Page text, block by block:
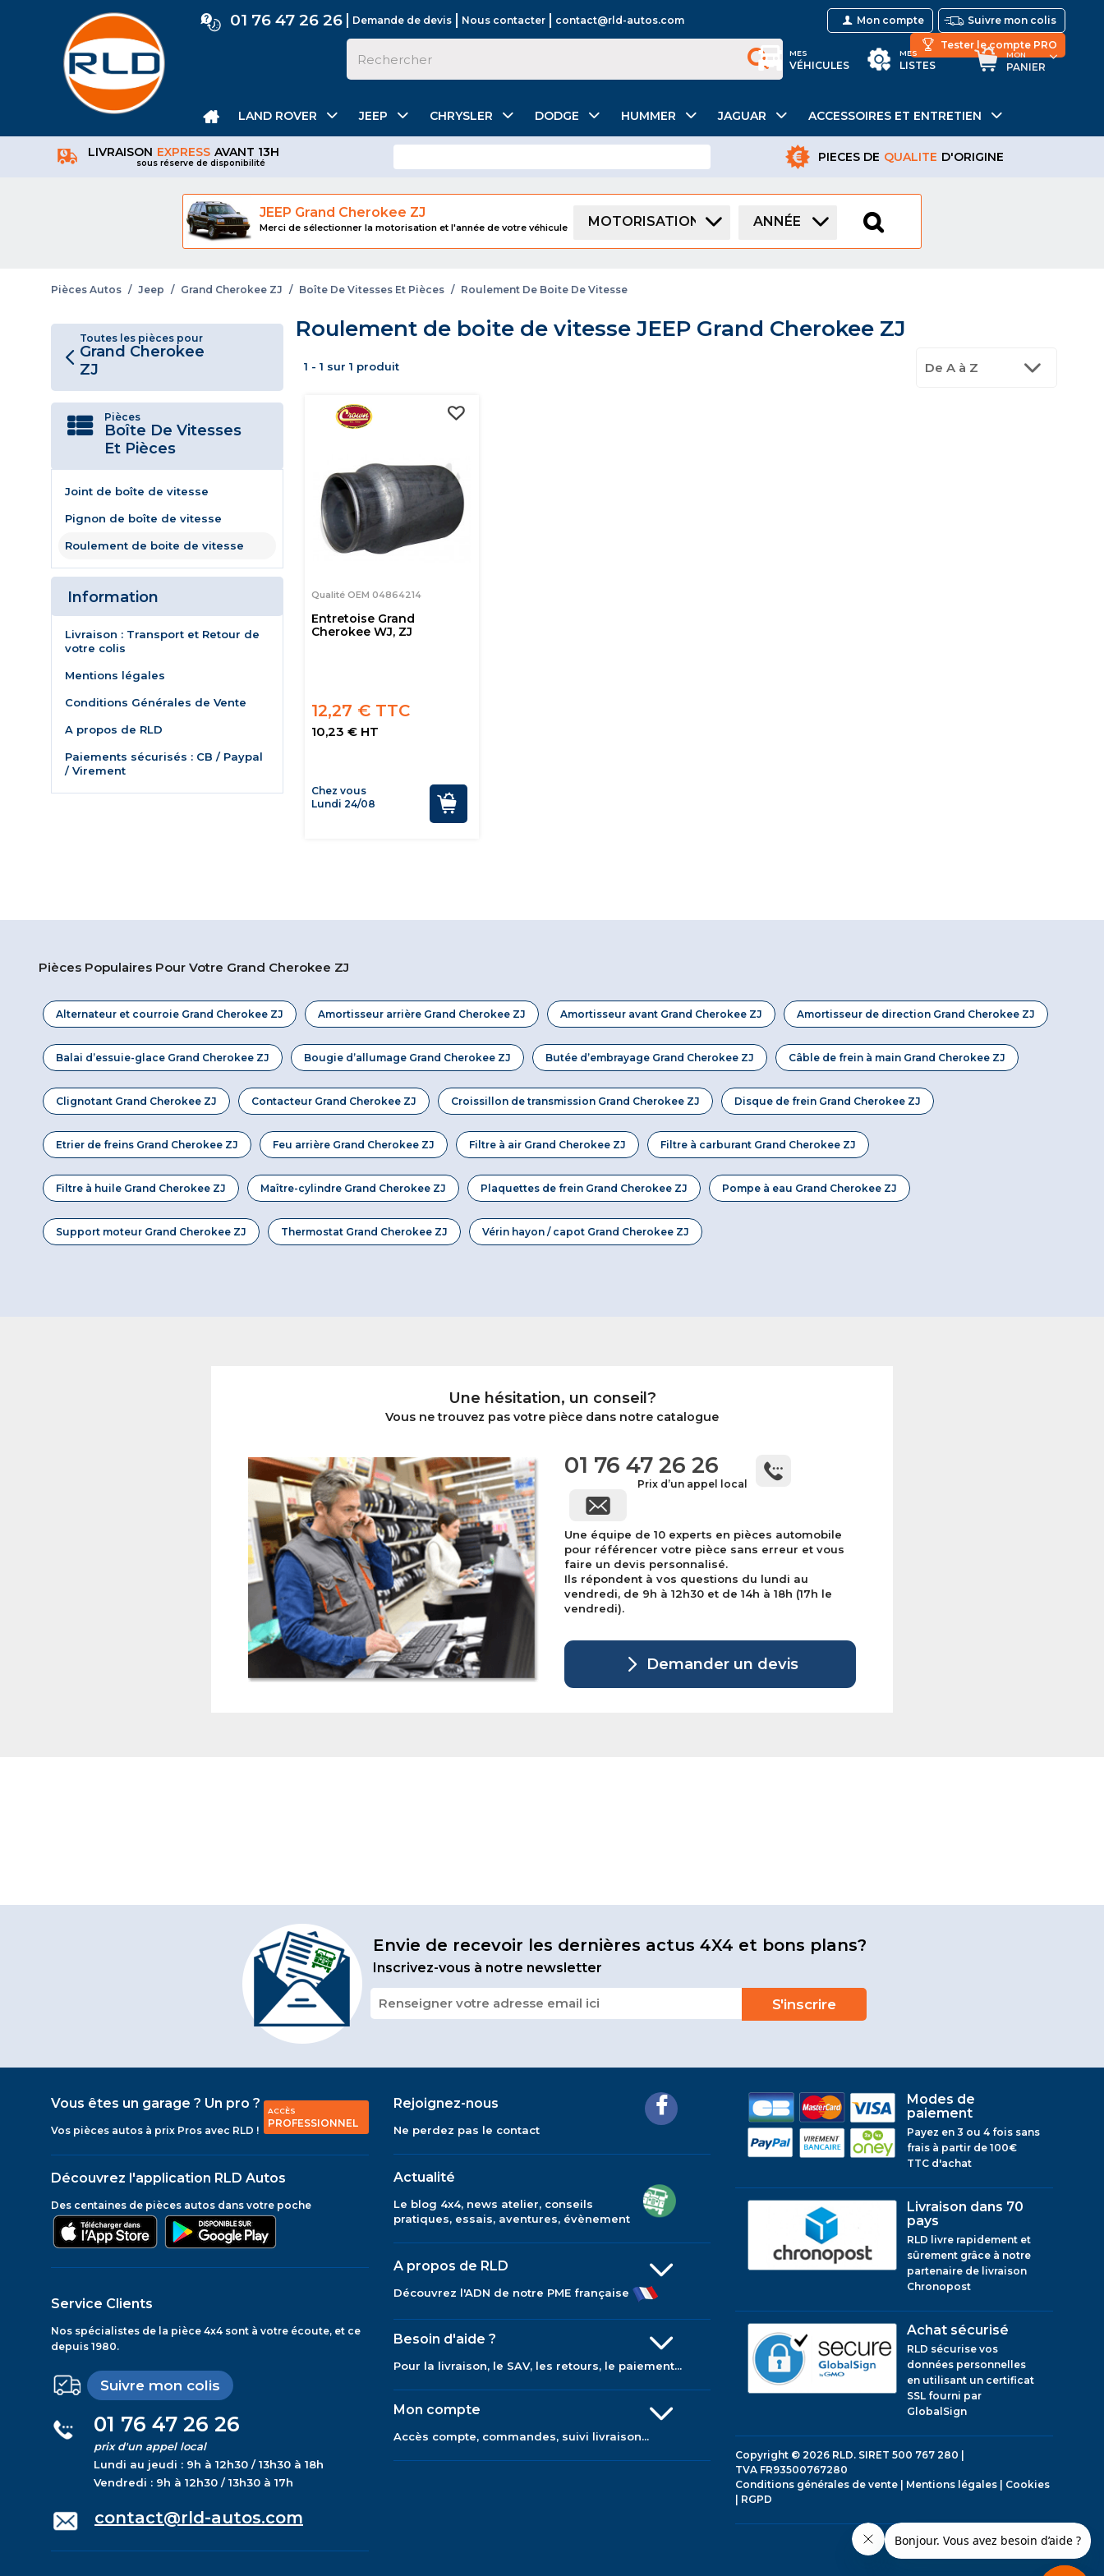
01 76 47 26 26 Demande de devis Nous contacter contact@rld-autos.com Suivre mon colis
Mon compte
Tester le compte PRO
MON
PANIER
MES
LISTES
MES
VÉHICULES
LAND ROVER JEEP CHRYSLER DODGE HUMMER JAGUAR ACCESSOIRES ET ENTRETIEN
LIVRAISON EXPRESS AVANT 13H
sous réserve de disponibilité PIECES DE QUALITE D'ORIGINE
JEEP Grand Cherokee ZJ
Merci de sélectionner la motorisation et l'année de votre véhicule MOTORISATION ANNÉE
Pièces Autos / Jeep / Grand Cherokee ZJ / Boîte De Vitesses Et Pièces / Roulement De Boite De Vitesse
Toutes les pièces pour
Grand Cherokee
ZJ
Pièces
Boîte De Vitesses
Et Pièces
Joint de boîte de vitesse
Pignon de boîte de vitesse
Roulement de boite de vitesse
Information
Livraison : Transport et Retour de
votre colis
Mentions légales
Conditions Générales de Vente
A propos de RLD
Paiements sécurisés : CB / Paypal
/ Virement
Roulement de boite de vitesse JEEP Grand Cherokee ZJ
De A à Z
1 - 1 sur 1 produit
Qualité OEM 04864214
Entretoise Grand
Cherokee WJ, ZJ
12,27 € TTC
10,23 € HT
Chez vous
Lundi 24/08
Pièces Populaires Pour Votre Grand Cherokee ZJ
Alternateur et courroie Grand Cherokee ZJ Amortisseur arrière Grand Cherokee ZJ Amortisseur avant Grand Cherokee ZJ Amortisseur de direction Grand Cherokee ZJ
Balai d’essuie-glace Grand Cherokee ZJ Bougie d’allumage Grand Cherokee ZJ Butée d’embrayage Grand Cherokee ZJ Câble de frein à main Grand Cherokee ZJ
Clignotant Grand Cherokee ZJ Contacteur Grand Cherokee ZJ Croissillon de transmission Grand Cherokee ZJ Disque de frein Grand Cherokee ZJ
Etrier de freins Grand Cherokee ZJ Feu arrière Grand Cherokee ZJ Filtre à air Grand Cherokee ZJ Filtre à carburant Grand Cherokee ZJ
Filtre à huile Grand Cherokee ZJ Maître-cylindre Grand Cherokee ZJ Plaquettes de frein Grand Cherokee ZJ Pompe à eau Grand Cherokee ZJ
Support moteur Grand Cherokee ZJ Thermostat Grand Cherokee ZJ Vérin hayon / capot Grand Cherokee ZJ
Une hésitation, un conseil?
Vous ne trouvez pas votre pièce dans notre catalogue
01 76 47 26 26
Prix d’un appel local
Une équipe de 10 experts en pièces automobile
pour référencer votre pièce sans erreur et vous
faire un devis personnalisé.
Ils répondent à vos questions du lundi au
vendredi, de 9h à 12h30 et de 14h à 18h (17h le
vendredi).
Demander un devis
Envie de recevoir les dernières actus 4X4 et bons plans?
Inscrivez-vous à notre newsletter
Vous êtes un garage ? Un pro ?
Vos pièces autos à prix Pros avec RLD !
ACCÈS
PROFESSIONNEL
Découvrez l'application RLD Autos
Des centaines de pièces autos dans votre poche
Service Clients
Nos spécialistes de la pièce 4x4 sont à votre écoute, et ce
depuis 1980.
Suivre mon colis
01 76 47 26 26
prix d'un appel local
Lundi au jeudi : 9h à 12h30 / 13h30 à 18h
Vendredi : 9h à 12h30 / 13h30 à 17h
contact@rld-autos.com
Rejoignez-nous
Ne perdez pas le contact
Actualité
Le blog 4x4, news atelier, conseils
pratiques, essais, aventures, évènement
A propos de RLD
Découvrez l'ADN de notre PME française
Besoin d'aide ?
Pour la livraison, le SAV, les retours, le paiement...
Mon compte
Accès compte, commandes, suivi livraison...
Modes de
paiement
Payez en 3 ou 4 fois sans
frais à partir de 100€
TTC d'achat
Livraison dans 70
pays
RLD livre rapidement et
sûrement grâce à notre
partenaire de livraison
Chronopost
Achat sécurisé
RLD sécurise vos
données personnelles
en utilisant un certificat
SSL fourni par
GlobalSign
Copyright © 2026 RLD. SIRET 500 767 280 |
TVA FR93500767280
Conditions générales de vente
Mentions légales
Cookies
RGPD